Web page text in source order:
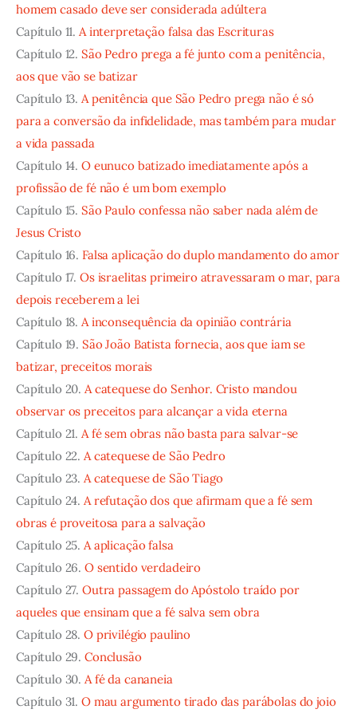
homem casado deve ser considerada adúltera
Capítulo 11. A interpretação falsa das Escrituras
Capítulo 12.São Pedro prega a fé junto com a penitência,
aos que vão se batizar
Capítulo 13. A penitência que São Pedro prega não é só
para a conversão da infidelidade, mas também para mudar
a vida passada
Capítulo 14.O eunuco batizado imediatamente após a
profissão de fé não é um bom exemplo
Capítulo 15.São Paulo confessa não saber nada além de
Jesus Cristo
Capítulo 16. Falsa aplicação do duplo mandamento do amor
Capítulo 17.Os israelitas primeiro atravessaram o mar, para
depois receberem a lei
Capítulo 18. A inconsequência da opinião contrária
Capítulo 19.São João Batista fornecia, aos que iam se
batizar, preceitos morais
Capítulo 20. A catequese do Senhor. Cristo mandou
observar os preceitos para alcançar a vida eterna
Capítulo 21. A fé sem obras não basta para salvar-se
Capítulo 22. A catequese de São Pedro
Capítulo 23. A catequese de São Tiago
Capítulo 24. A refutação dos que afirmam que a fé sem
obras é proveitosa para a salvação
Capítulo 25. A aplicação falsa
Capítulo 26.O sentido verdadeiro
Capítulo 27.Outra passagem do Apóstolo traído por
aqueles que ensinam que a fé salva sem obra
Capítulo 28.O privilégio paulino
Capítulo 29.Conclusão
Capítulo 30. A fé da cananeia
Capítulo 31.O mau argumento tirado das parábolas do joio